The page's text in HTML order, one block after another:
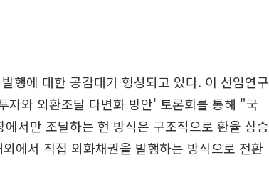
행에 대한 공감대가 형성되고 있다. 이 선임연구
자와 외환조달 다변화 방안' 토론회를 통해 "국
서만 조달하는 현 방식은 구조적으로 환율 상승
에서 직접 외화채권을 발행하는 방식으로 전환